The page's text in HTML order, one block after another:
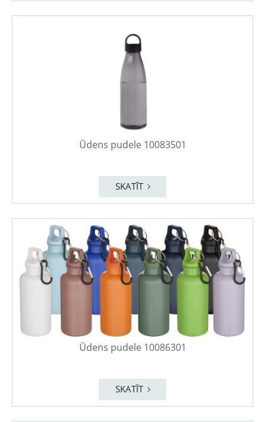
Ūdens pudele 10083501
SKATĪT
Ūdens pudele 10086301
SKATĪT